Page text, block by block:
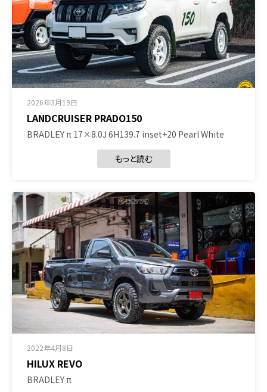
2026年3月19日
LANDCRUISER PRADO150
BRADLEY π 17×8.0J 6H139.7 inset+20 Pearl White
もっと読む
2022年4月8日
HILUX REVO
BRADLEY π